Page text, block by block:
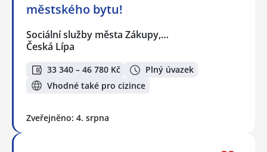
městského bytu!
Sociální služby města Zákupy,…
Česká Lípa
33 340 – 46 780 Kč
Plný úvazek
Vhodné také pro cizince
Zveřejněno: 4. srpna